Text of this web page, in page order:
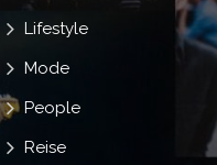
Lifestyle
Mode
People
Reise